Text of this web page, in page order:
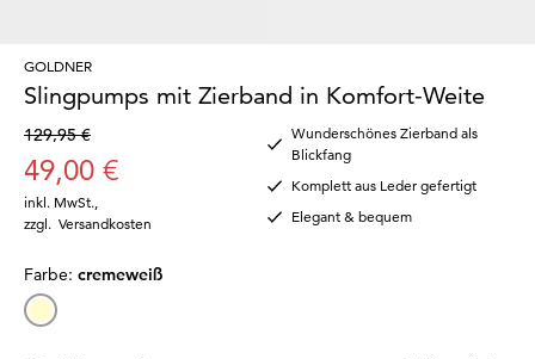
GOLDNER
Slingpumps mit Zierband in Komfort-Weite
129,95 €
49,00 €
inkl. MwSt.
zzgl. Versandkosten
Wunderschönes Zierband als
Blickfang
Komplett aus Leder gefertigt
Elegant & bequem
Farbe: cremeweiß